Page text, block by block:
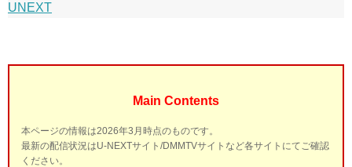
UNEXT
Main Contents
本ページの情報は2026年3月時点のものです。
最新の配信状況はU-NEXTサイト/DMMTVサイトなど各サイトにてご確認
ください。